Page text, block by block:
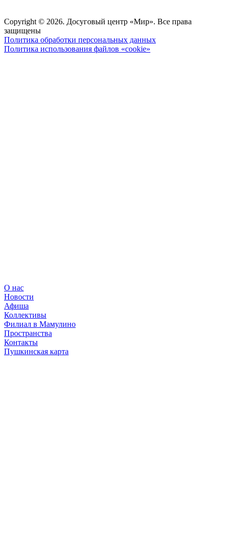
Copyright © 2026. Досуговый центр «Мир». Все права
защищены
Политика обработки персональных данных
Политика использования файлов «cookie»
О нас
Новости
Афиша
Коллективы
Филиал в Мамулино
Пространства
Контакты
Пушкинская карта